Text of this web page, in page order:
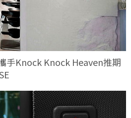
手Knock Knock Heaven推期